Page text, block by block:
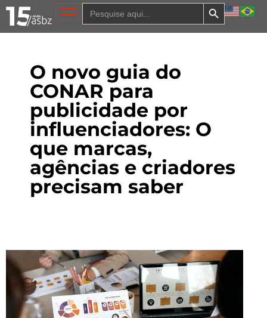
Search
for:
Search Button
O novo guia do
CONAR para
publicidade por
influenciadores: O
que marcas,
agências e criadores
precisam saber